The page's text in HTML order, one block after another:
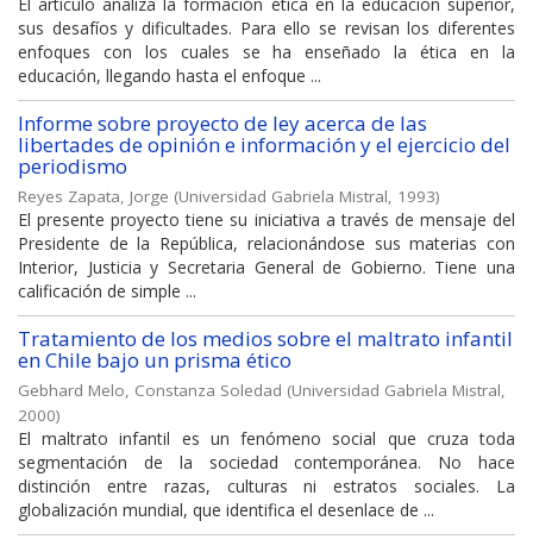
El articulo analiza la formación ética en la educación superior,
sus desafíos y dificultades. Para ello se revisan los diferentes
enfoques con los cuales se ha enseñado la ética en la
educación, llegando hasta el enfoque ...
Informe sobre proyecto de ley acerca de las
libertades de opinión e información y el ejercicio del
periodismo
Reyes Zapata, Jorge (Universidad Gabriela Mistral, 1993)
El presente proyecto tiene su iniciativa a través de mensaje del
Presidente de la República, relacionándose sus materias con
Interior, Justicia y Secretaria General de Gobierno. Tiene una
calificación de simple ...
Tratamiento de los medios sobre el maltrato infantil
en Chile bajo un prisma ético
Gebhard Melo, Constanza Soledad (Universidad Gabriela Mistral,
2000)
El maltrato infantil es un fenómeno social que cruza toda
segmentación de la sociedad contemporánea. No hace
distinción entre razas, culturas ni estratos sociales. La
globalización mundial, que identifica el desenlace de ...